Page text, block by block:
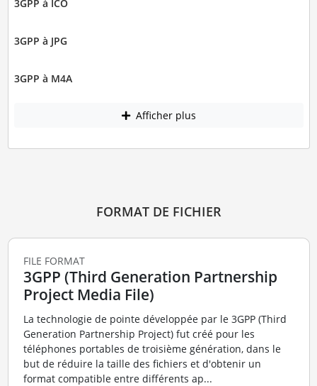
3GPP à ICO
3GPP à JPG
3GPP à M4A
Afficher plus
FORMAT DE FICHIER
FILE FORMAT
3GPP (Third Generation Partnership
Project Media File)
La technologie de pointe développée par le 3GPP (Third
Generation Partnership Project) fut créé pour les
téléphones portables de troisième génération, dans le
but de réduire la taille des fichiers et d'obtenir un
format compatible entre différents ap...